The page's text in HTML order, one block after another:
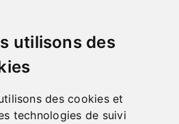
utilisons des
des cookies et
technologies de suivi
et de 14h à 18h